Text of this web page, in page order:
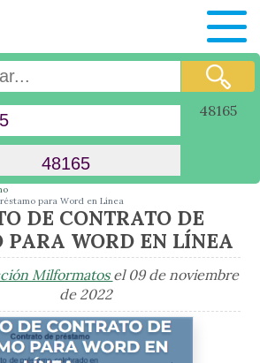
48165
para Word en Línea
DE CONTRATO DE
PARA WORD EN LÍNEA
Milformatos el 09 de noviembre
de 2022